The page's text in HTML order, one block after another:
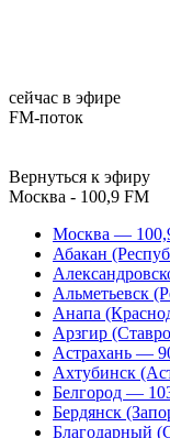
сейчас в эфире
FM-поток
Вернуться к эфиру
Москва - 100,9 FM
Москва —
Абакан
Альметьевск
Анапа
Арзгир
Астрахань —
Ахтубинск
Белгород —
Бердянск
Благодарный